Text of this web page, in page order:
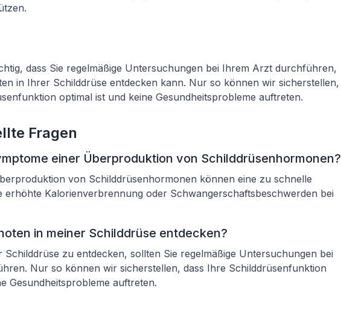
dass Sie regelmäßige Untersuchungen bei Ihrem Arzt durchführen,
in Ihrer Schilddrüse entdecken kann. Nur so können wir sicherstellen,
optimal ist und keine Gesundheitsprobleme auftreten.
Fragen
einer Überproduktion von Schilddrüsenhormonen?
von Schilddrüsenhormonen können eine zu schnelle
erhöhte Kalorienverbrennung oder Schwangerschaftsbeschwerden bei
in meiner Schilddrüse entdecken?
zu entdecken, sollten Sie regelmäßige Untersuchungen bei
Nur so können wir sicherstellen, dass Ihre Schilddrüsenfunktion
Gesundheitsprobleme auftreten.